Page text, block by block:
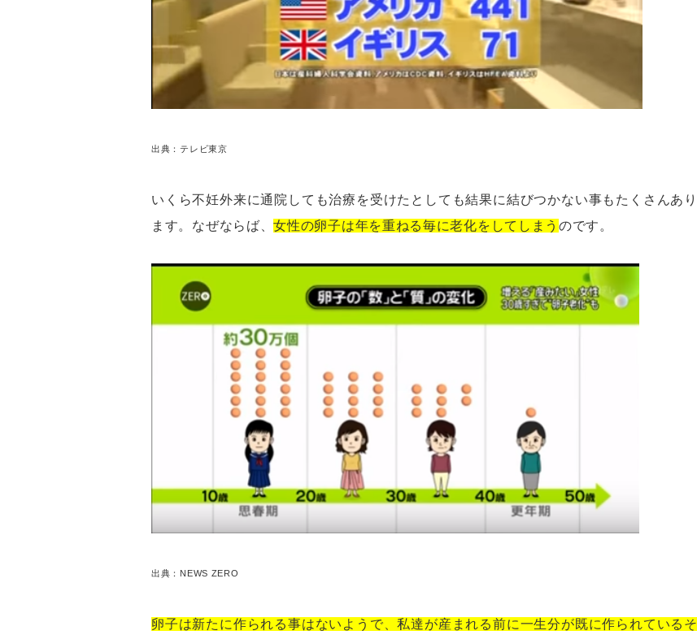
出典：テレビ東京
いくら不妊外来に通院しても治療を受けたとしても結果に結びつかない事もたくさんあり
ます。なぜならば、女性の卵子は年を重ねる毎に老化をしてしまうのです。
出典：NEWS ZERO
卵子は新たに作られる事はないようで、私達が産まれる前に一生分が既に作られているそ